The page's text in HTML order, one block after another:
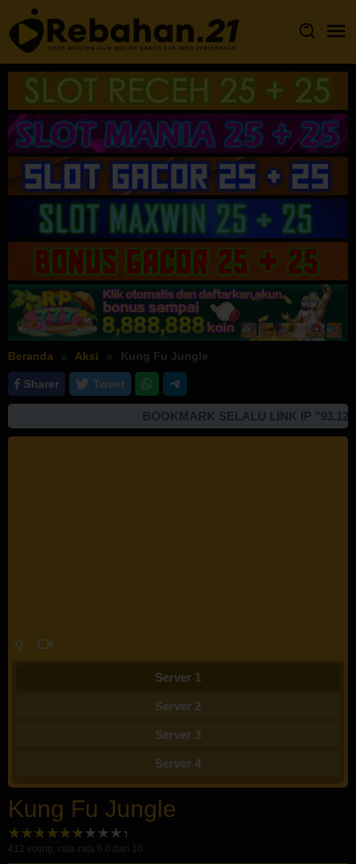
Loncat
ke
konten
Beranda Aksi Kung Fu Jungle
Sharer Tweet
BOOKMARK SELALU LINK IP
Server 1
Server 2
Server 3
Server 4
Kung Fu Jungle
412 voting, rata-rata 6.0 dari 10